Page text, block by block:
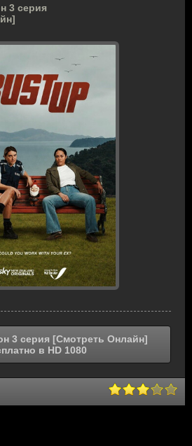
3 серия
3 серия [Смотреть Онлайн]
в HD 1080